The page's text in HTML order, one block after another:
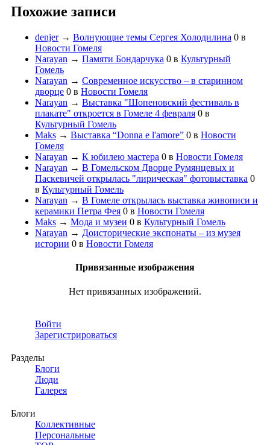
Похожие записи
denjer→ Волнующие темы Сергея Холодилина 0 в
Новости Гомеля
Narayan → Памяти Бондарчука 0 в Культурный
Гомель
Narayan → Современное искусство – в старинном
дворце 0 в Новости Гомеля
Narayan → Выставка "Шопеновский фестиваль в
плакате" откроется в Гомеле 4 февраля 0 в
Культурный Гомель
Maks → Выставка “Donna e l'amore” 0 в Новости
Гомеля
Narayan → К юбилею мастера 0 в Новости Гомеля
Narayan → В Гомельском Дворце Румянцевых и
Паскевичей открылась "лирическая" фотовыставка 0
в Культурный Гомель
Narayan → В Гомеле открылась выставка живописи и
керамики Петра Фея 0 в Новости Гомеля
Maks → Мода и музеи 0 в Культурный Гомель
Narayan → Доисторические экспонаты – из музея
истории 0 в Новости Гомеля
Привязанные изображения
Нет привязанных изображений.
Войти
Зарегистрироваться
Разделы
Блоги
Люди
Галерея
Блоги
Коллективные
Персональные